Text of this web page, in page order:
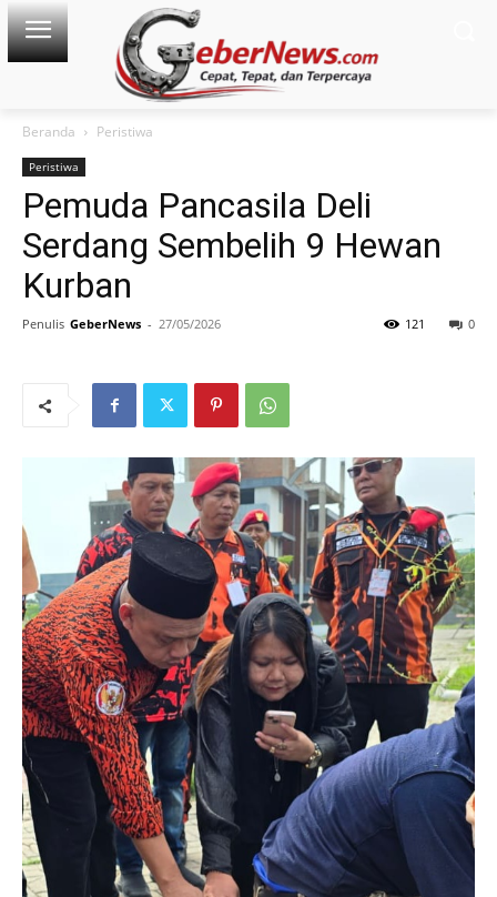
Beranda Peristiwa
Peristiwa
Pemuda Pancasila Deli
Serdang Sembelih 9 Hewan
Kurban
Penulis GeberNews - 27/05/2026 0
121